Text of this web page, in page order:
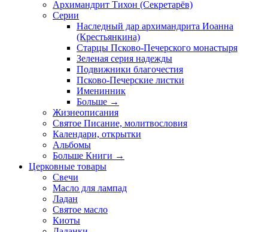
Архимандрит Тихон (Секретарёв)
Серии
Наследный дар архимандрита Иоанна
(Крестьянкина)
Старцы Псково-Печерского монастыря
Зеленая серия надежды
Подвижники благочестия
Псково-Печерские листки
Именинник
Больше →
Жизнеописания
Святое Писание, молитвословия
Календари, открытки
Альбомы
Больше Книги →
Церковные товары
Свечи
Масло для лампад
Ладан
Святое масло
Киоты